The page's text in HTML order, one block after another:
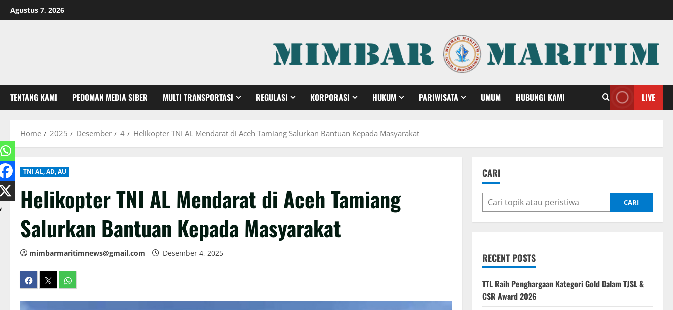
Skip
to
Agustus 7, 2026
TENTANG KAMI PEDOMAN MEDIA SIBER MULTI TRANSPORTASI REGULASI KORPORASI HUKUM PARIWISATA UMUM HUBUNGI KAMI LIVE
Home 2025 Desember 4 Helikopter TNI AL Mendarat di Aceh Tamiang Salurkan Bantuan Kepada Masyarakat
TNI AL, AD, AU
Helikopter TNI AL Mendarat di Aceh Tamiang
Salurkan Bantuan Kepada Masyarakat
mimbarmaritimnews@gmail.com Desember 4, 2025
CARI
CARI
RECENT POSTS
TTL Raih Penghargaan Kategori Gold Dalam TJSL &
CSR Award 2026